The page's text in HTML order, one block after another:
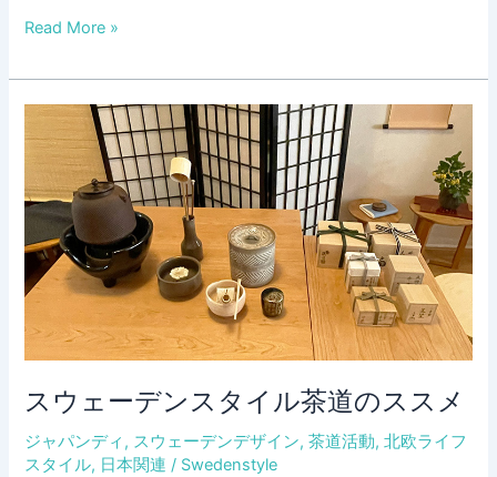
ー
は
「Things
We
Love」
ス
ェ
ー
デ
西
海
岸
の
離
ト
ー
Read More »
スウェーデンスタイル茶道のススメ
ジャパンディ , スウェーデンデザイン,茶道活動,北欧ライフ
スタイル, 日本関連 / Swedenstyle